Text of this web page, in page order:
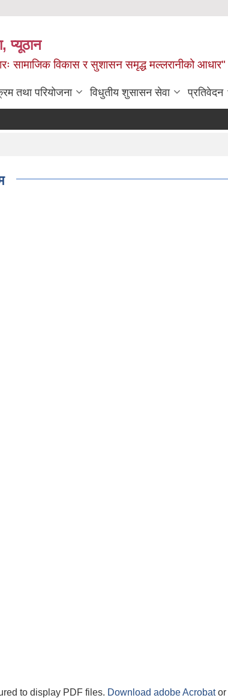
प्यूठान
सामाजिक विकास र सुशासन समृद्ध मल्लरानीको आधार"
तथा परियोजना विधुतीय शुसासन सेवा प्रतिवेदन
to display PDF files. Download adobe Acrobator